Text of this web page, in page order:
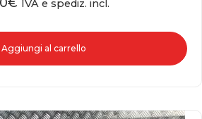
IVA e spediz. incl.
Aggiungi al carrello